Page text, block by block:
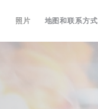
照片 地图和联系方式